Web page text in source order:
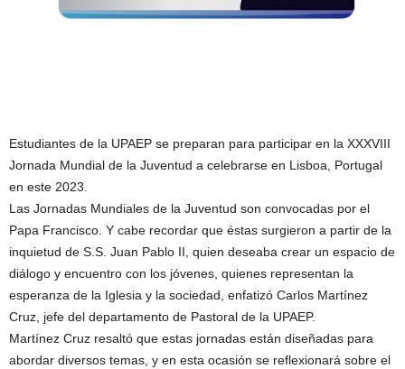
Estudiantes de la UPAEP se preparan para participar en la XXXVIII
Jornada Mundial de la Juventud a celebrarse en Lisboa, Portugal
en este 2023.
Las Jornadas Mundiales de la Juventud son convocadas por el
Papa Francisco. Y cabe recordar que éstas surgieron a partir de la
inquietud de S.S. Juan Pablo II, quien deseaba crear un espacio de
diálogo y encuentro con los jóvenes, quienes representan la
esperanza de la Iglesia y la sociedad, enfatizó Carlos Martínez
Cruz, jefe del departamento de Pastoral de la UPAEP.
Martínez Cruz resaltó que estas jornadas están diseñadas para
abordar diversos temas, y en esta ocasión se reflexionará sobre el